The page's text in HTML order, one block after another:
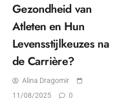
Gezondheid van
Atleten en Hun
Levensstijlkeuzes na
de Carrière?
Alina Dragomir
11/08/2025
0